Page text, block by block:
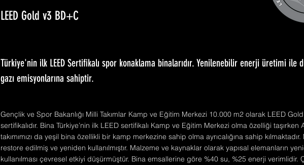
LEED Gold v3 BD+C
Türkiye'nin ilk LEED Sertifikalı spor konaklama binalarıdır. Yenilenebilir enerji üretimi ile
gazı emisyonlarına sahiptir.
Gençlik ve Spor Bakanlığı Milli Takımlar Kamp ve Eğitim Merkezi 10.000 m2 olarak LEED
sertifikalıdır. Bina Türkiye’nin ilk LEED sertifikalı Kamp ve Eğitim Merkezi olma özelliği taşırken
takımımızı da yeşil bina özellikli bir kamp merkezine sahip olma ayrıcalığına sahip kılmaktadır.
restore edilmiş ve yeniden kullanılmıştır. Malzeme ve kaynaklar olarak yapısal elemanların
kullanılması çevresel etkiyi düşürmüştür. Bina emsallerine göre %40 su, %25 enerji verimlidir.